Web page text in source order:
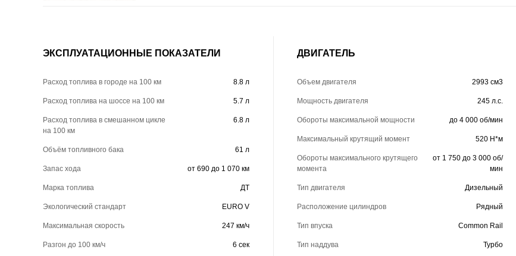
ЭКСПЛУАТАЦИОННЫЕ ПОКАЗАТЕЛИ
Расход топлива в городе на 100 км 8.8 л
Расход топлива на шоссе на 100 км 5.7 л
Расход топлива в смешанном цикле
на 100 км
6.8 л
Объём топливного бака 61 л
Запас хода от 690 до 1 070 км
Марка топлива ДТ
Экологический стандарт EURO V
Максимальная скорость 247 км/ч
Разгон до 100 км/ч 6 сек
ДВИГАТЕЛЬ
Объем двигателя 2993 см3
Мощность двигателя 245 л.с.
Обороты максимальной мощности до 4 000 об/мин
Максимальный крутящий момент 520 Н*м
Обороты максимального крутящего
момента
от 1 750 до 3 000 об/
мин
Тип двигателя Дизельный
Расположение цилиндров Рядный
Тип впуска Common Rail
Тип наддува Турбо